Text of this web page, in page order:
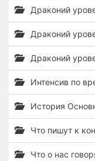
Драконий
Драконий
Драконий
Интенсив по
История
Что пишут к
Что о нас